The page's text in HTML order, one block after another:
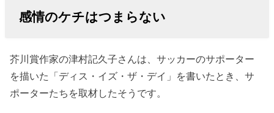
感情のケチはつまらない
芥川賞作家の津村記久子さんは、サッカーのサポーター
を描いた「ディス・イズ・ザ・デイ」を書いたとき、サ
ポーターたちを取材したそうです。